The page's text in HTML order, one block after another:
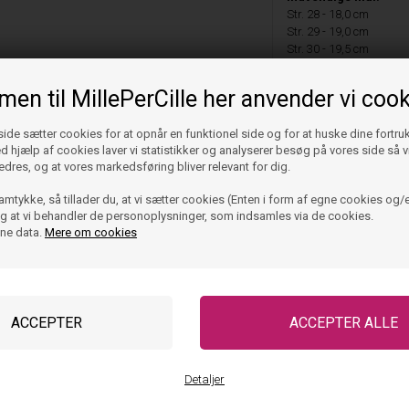
til MillePerCille her anvender vi
sætter cookies for at opnår en funktionel side og for at huske dine
hjælp af cookies laver vi statistikker og analyserer besøg på vores side så
og at vores markedsføring bliver relevant for dig.
så tillader du, at vi sætter cookies (Enten i form af egne cookies og/
at vi behandler de personoplysninger, som indsamles via de cookies.
data. Mere om cookies
Detaljer
Str. 28 - 18,0 cm
Str. 29 - 19,0 cm
Str. 30 - 19,5 cm
Str. 33 - 21,0 cm
Str. 35 - 22,5 cm
Størrelse og pasform
499,95 199,98 DKK
549,95 219,98 DKK